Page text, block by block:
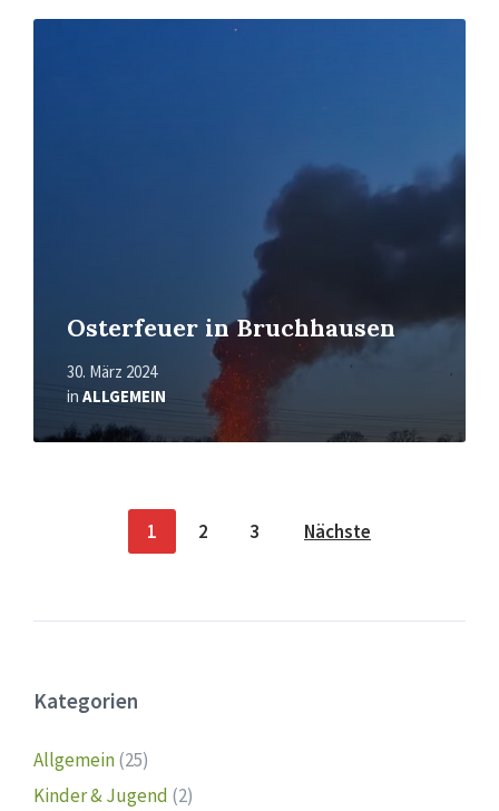
Osterfeuer in Bruchhausen
30. März 2024
in ALLGEMEIN
Mehr
Seitennummerierung
Beiträge
1 2 3 Nächste
Kategorien
Allgemein(25)
Kinder & Jugend (2)